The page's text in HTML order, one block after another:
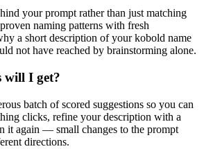
your prompt rather than just matching
naming patterns with fresh
a short description of your kobold name
not have reached by brainstorming alone.
will I get?
batch of scored suggestions so you can
clicks, refine your description with a
it again — small changes to the prompt
directions.